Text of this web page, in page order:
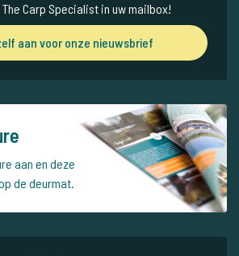
Carp Specialist in uw mailbox!
aan voor onze nieuwsbrief
aan en deze
de deurmat.